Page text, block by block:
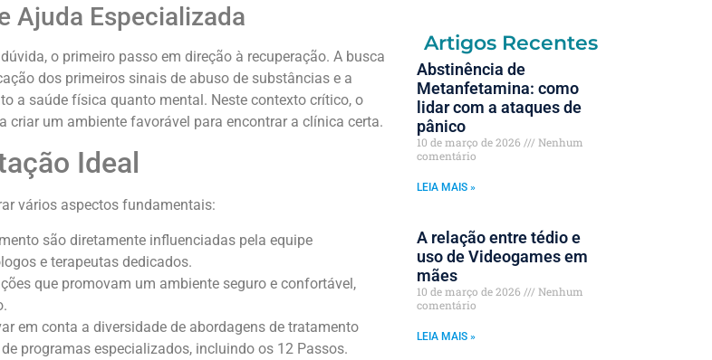
Ajuda Especializada
o primeiro passo em direção à recuperação. A busca
dos primeiros sinais de abuso de substâncias e a
a saúde física quanto mental. Neste contexto crítico, o
um ambiente favorável para encontrar a clínica certa.
Ideal
vários aspectos fundamentais:
são diretamente influenciadas pela equipe
e terapeutas dedicados.
que promovam um ambiente seguro e confortável,
em conta a diversidade de abordagens de tratamento
programas especializados, incluindo os 12 Passos.
Artigos Recentes
Abstinência de
Metanfetamina: como
lidar com a ataques de
pânico
10 de março de 2026
Nenhum
comentário
LEIA MAIS »
A relação entre tédio e
uso de Videogames em
mães
10 de março de 2026
Nenhum
comentário
LEIA MAIS »